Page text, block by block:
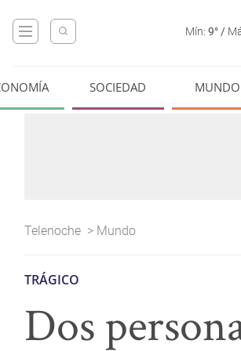
Mín: 9° /
SOCIEDAD MUNDO
Telenoche > Mundo
TRÁGICO
Dos